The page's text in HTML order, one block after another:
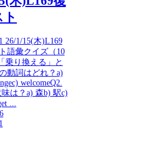
26/1/15(木)L169
語彙クイズ（10
乗り換える」と
動詞はどれ？a)
welcomeQ2.
味は？a) 森b) 駅c)
...